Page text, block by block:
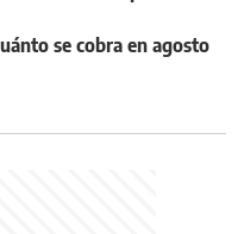
se cobra en agosto